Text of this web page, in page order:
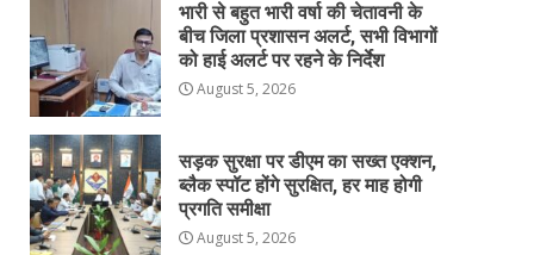
भारी से बहुत भारी वर्षा की चेतावनी के
बीच जिला प्रशासन अलर्ट, सभी विभागों
को हाई अलर्ट पर रहने के निर्देश
August 5, 2026
सड़क सुरक्षा पर डीएम का सख्त एक्शन,
ब्लैक स्पॉट होंगे सुरक्षित, हर माह होगी
प्रगति समीक्षा
August 5, 2026